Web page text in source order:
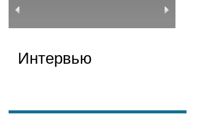
Интервью